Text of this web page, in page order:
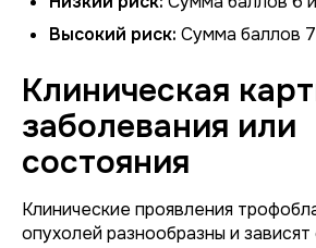
Высокий риск: Сумма баллов
Клиническая
заболевания или
состояния
Клинические проявления
опухолей разнообразны и